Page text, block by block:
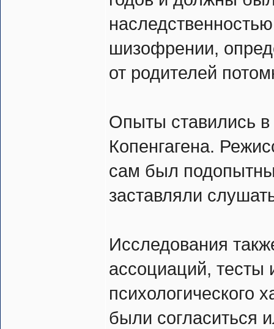
шизофрении,
от родителей
Опыты ставились
Копенгагена.
сам был
заставляли
Исследования
ассоциаций, тесты
психологического
были согласиться